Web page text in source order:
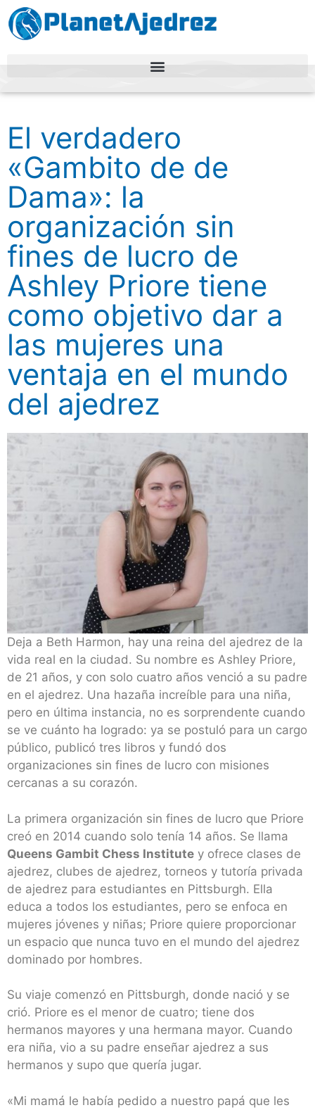
El verdadero
«Gambito de de
Dama»: la
organización sin
fines de lucro de
Ashley Priore tiene
como objetivo dar a
las mujeres una
ventaja en el mundo
del ajedrez
Deja a Beth Harmon, hay una reina del ajedrez de la
vida real en la ciudad. Su nombre es Ashley Priore,
de 21 años, y con solo cuatro años venció a su padre
en el ajedrez. Una hazaña increíble para una niña,
pero en última instancia, no es sorprendente cuando
se ve cuánto ha logrado: ya se postuló para un cargo
público, publicó tres libros y fundó dos
organizaciones sin fines de lucro con misiones
cercanas a su corazón.
La primera organización sin fines de lucro que Priore
creó en 2014 cuando solo tenía 14 años. Se llama
Queens Gambit Chess Institute y ofrece clases de
ajedrez, clubes de ajedrez, torneos y tutoría privada
de ajedrez para estudiantes en Pittsburgh. Ella
educa a todos los estudiantes, pero se enfoca en
mujeres jóvenes y niñas; Priore quiere proporcionar
un espacio que nunca tuvo en el mundo del ajedrez
dominado por hombres.
Su viaje comenzó en Pittsburgh, donde nació y se
crió. Priore es el menor de cuatro; tiene dos
hermanos mayores y una hermana mayor. Cuando
era niña, vio a su padre enseñar ajedrez a sus
hermanos y supo que quería jugar.
«Mi mamá le había pedido a nuestro papá que les